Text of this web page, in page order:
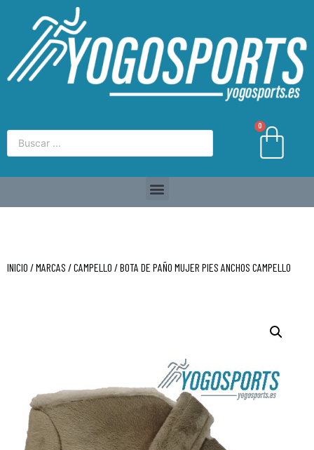
0
INICIO /MARCAS /CAMPELLO / BOTA DE PAÑO MUJER PIES ANCHOS CAMPELLO